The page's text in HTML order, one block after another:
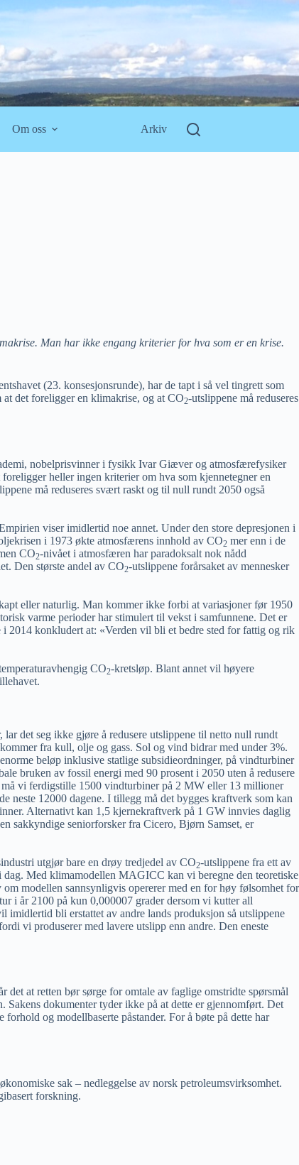
Om oss Arkiv
Man har ikke engang kriterier for hva som er en krise.
(23. konsesjonsrunde), har de tapt i så vel tingrett som
det foreligger en klimakrise, og at CO2-utslippene må reduseres
nobelprisvinner i fysikk Ivar Giæver og atmosfærefysiker
heller ingen kriterier om hva som kjennetegner en
må reduseres svært raskt og til null rundt 2050 også
viser imidlertid noe annet. Under den store depresjonen i
i 1973 økte atmosfærens innhold av CO2 mer enn i de
CO2-nivået i atmosfæren har paradoksalt nok nådd
Den største andel av CO2-utslippene forårsaket av mennesker
eller naturlig. Man kommer ikke forbi at variasjoner før 1950
varme perioder har stimulert til vekst i samfunnene. Det er
2014 konkludert at: «Verden vil bli et bedre sted for fattig og rik
CO2-kretsløp. Blant annet vil høyere
lar det seg ikke gjøre å redusere utslippene til netto null rundt
fra kull, olje og gass. Sol og vind bidrar med under 3%.
beløp inklusive statlige subsidieordninger, på vindturbiner
bruken av fossil energi med 90 prosent i 2050 uten å redusere
vi ferdigstille 1500 vindturbiner på 2 MW eller 13 millioner
neste 12000 dagene. I tillegg må det bygges kraftverk som kan
Alternativt kan 1,5 kjernekraftverk på 1 GW innvies daglig
sakkyndige seniorforsker fra Cicero, Bjørn Samset, er
utgjør bare en drøy tredjedel av CO2-utslippene fra ett av
Med klimamodellen MAGICC kan vi beregne den teoretiske
modellen sannsynligvis opererer med en for høy følsomhet for
i år 2100 på kun 0,000007 grader dersom vi kutter all
bli erstattet av andre lands produksjon så utslippene
vi produserer med lavere utslipp enn andre. Den eneste
at retten bør sørge for omtale av faglige omstridte spørsmål
Sakens dokumenter tyder ikke på at dette er gjennomført. Det
og modellbaserte påstander. For å bøte på dette har
sak – nedleggelse av norsk petroleumsvirksomhet.
forskning.